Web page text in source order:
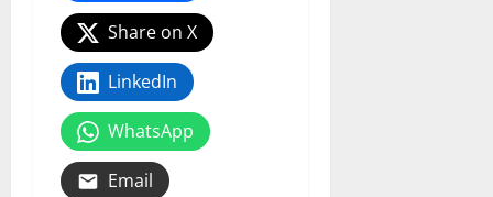
Share on X
LinkedIn
WhatsApp
Email